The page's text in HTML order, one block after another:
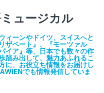
ュージカル
ィーンやドイツ、スイスへと
ザベート』、『モーツァル
イア』等、日本でも数々の作
踏み出して、魅力あふれるこ
に、お役立ち情報をお届けし
でも情報発信していま